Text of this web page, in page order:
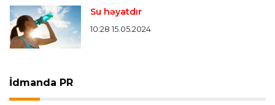
Su həyatdır
10:28 15.05.2024
İdmanda PR